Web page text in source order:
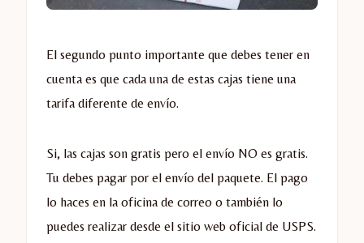
El segundo punto importante que debes tener en
cuenta es que cada una de estas cajas tiene una
tarifa diferente de envío.
Si, las cajas son gratis pero el envío NO es gratis.
Tu debes pagar por el envío del paquete. El pago
lo haces en la oficina de correo o también lo
puedes realizar desde el sitio web oficial de USPS.